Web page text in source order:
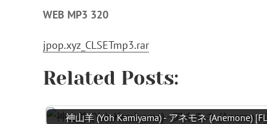
WEB MP3 320
jpop.xyz_CLSETmp3.rar
Related Posts:
神山羊 (Yoh Kamiyama) - アネモネ (Anemone)